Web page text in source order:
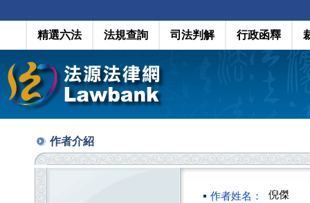
精選六法 法規查詢 司法判解 行政函釋
作者介紹
作者姓名： 倪傑